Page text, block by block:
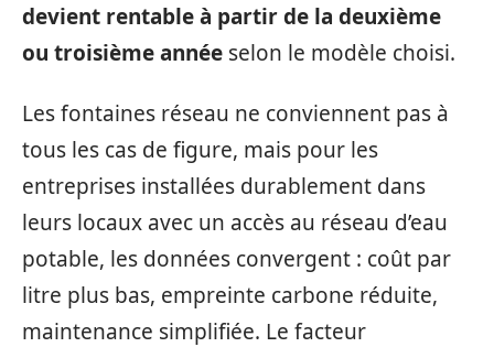
devient rentable à partir de la deuxième
ou troisième année selon le modèle choisi.
Les fontaines réseau ne conviennent pas à
tous les cas de figure, mais pour les
entreprises installées durablement dans
leurs locaux avec un accès au réseau d’eau
potable, les données convergent : coût par
litre plus bas, empreinte carbone réduite,
maintenance simplifiée. Le facteur